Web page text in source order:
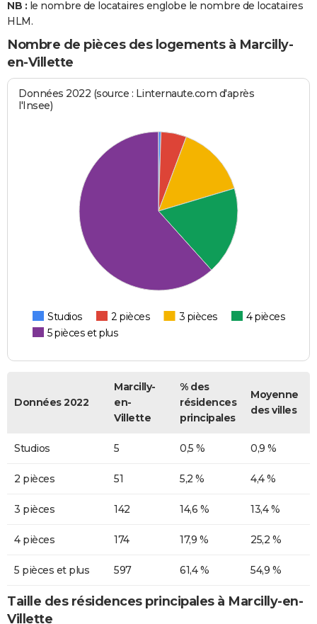
NB : le nombre de locataires englobe le nombre de locataires
HLM.
Nombre de pièces des logements à Marcilly-
en-Villette
Données 2022 (source : Linternaute.com d'après
l'Insee)
Studios 2 pièces 3 pièces
4 pièces
5 pièces et plus
Données 2022
Marcilly-
en-
Villette
% des
résidences
principales
Moyenne
des villes
Studios 5 0,5 % 0,9 %
2 pièces 51 5,2 % 4,4 %
3 pièces 142 14,6 % 13,4 %
4 pièces 174 17,9 % 25,2 %
5 pièces et plus 597 61,4 % 54,9 %
Taille des résidences principales à Marcilly-en-
Villette